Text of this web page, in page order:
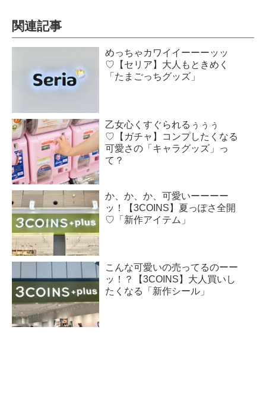
関連記事
めっちゃカワイイーーーッッ
♡【セリア】大人もときめく
「たまごっちグッズ」
乙女心くすぐられるぅぅぅ
♡【ガチャ】コンプしたくなる
可愛さの「キャラグッズ」っ
て？
か、か、か、可愛いーーーー
ッ！【3COINS】夏っぽさ全開
♡「新作アイテム」
こんな可愛いの売ってるのーー
ッ！？【3COINS】大人買いし
たくなる「新作シール」